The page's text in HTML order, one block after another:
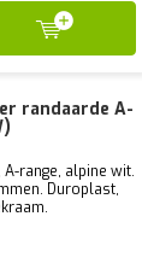
randaarde A-
range, alpine wit.
Duroplast,